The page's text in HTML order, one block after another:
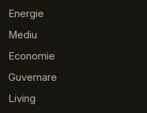
Energie
Mediu
Economie
Guvernare
Living